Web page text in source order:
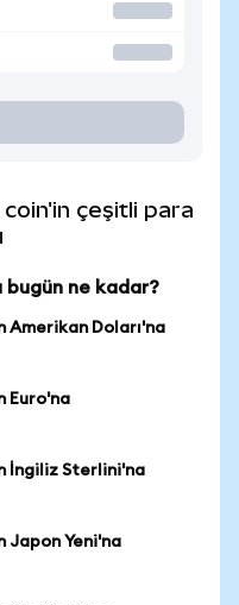
çeşitli para
bugün ne kadar?
Amerikan Doları'na
Euro'na
İngiliz Sterlini'na
Japon Yeni'na